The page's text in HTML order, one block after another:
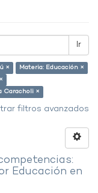
Ir
×
Materia: Educación ×
Caracholi ×
filtros avanzados
Educación en